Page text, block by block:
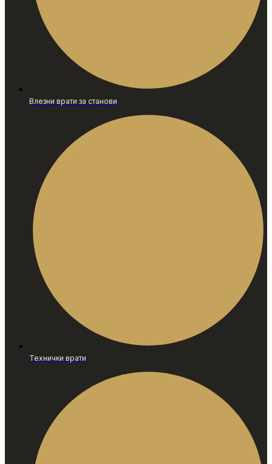
Влезни врати за станови
Технички врати